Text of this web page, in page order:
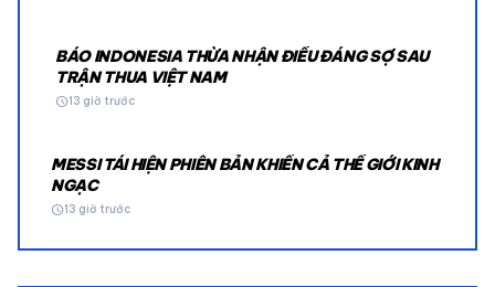
BÁO INDONESIA THỪA NHẬN ĐIỀU ĐÁNG SỢ SAU
TRẬN THUA VIỆT NAM
schedule13 giờ trước
MESSI TÁI HIỆN PHIÊN BẢN KHIẾN CẢ THẾ GIỚI KINH
NGẠC
schedule13 giờ trước